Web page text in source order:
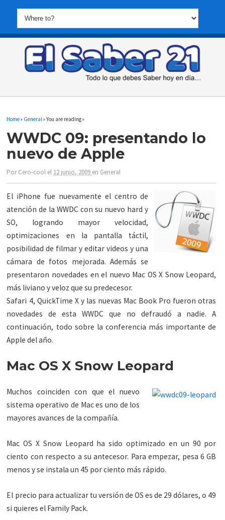
Home» General » You are reading »
WWDC 09: presentando lo
nuevo de Apple
PorCero-cool el 12 junio, 2009 en General
El iPhone fue nuevamente el centro de
atención de la WWDC con su nuevo hard y
SO, logrando mayor velocidad,
optimizaciones en la pantalla táctil,
posibilidad de filmar y editar videos y una
cámara de fotos mejorada. Además se
presentaron novedades en el nuevo Mac OS X Snow Leopard,
más liviano y veloz que su predecesor.
Safari 4, QuickTime X y las nuevas Mac Book Pro fueron otras
novedades de esta WWDC que no defraudó a nadie. A
continuación, todo sobre la conferencia más importante de
Apple del año.
Mac OS X Snow Leopard
Muchos coinciden con que el nuevo
sistema operativo de Mac es uno de los
mayores avances de la compañía.
Mac OS X Snow Leopard ha sido optimizado en un 90 por
ciento con respecto a su antecesor. Para empezar, pesa 6 GB
menos y se instala un 45 por ciento más rápido.
El precio para actualizar tu versión de OS es de 29 dólares, o 49
si quieres el Family Pack.